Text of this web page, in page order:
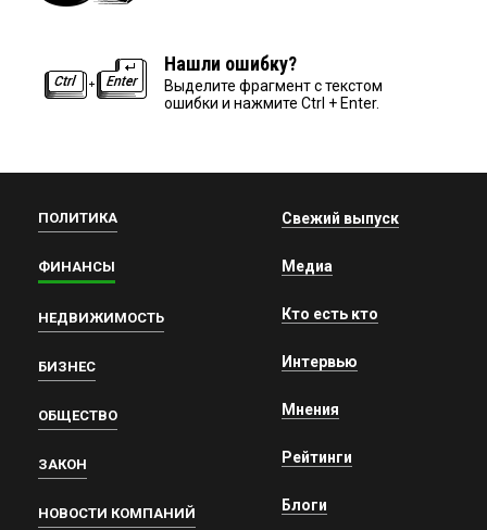
Нашли ошибку?
Выделите фрагмент с текстом
ошибки и нажмите Ctrl + Enter.
ПОЛИТИКА
ФИНАНСЫ
НЕДВИЖИМОСТЬ
БИЗНЕС
ОБЩЕСТВО
ЗАКОН
НОВОСТИ КОМПАНИЙ
Свежий выпуск
Медиа
Кто есть кто
Интервью
Мнения
Рейтинги
Блоги